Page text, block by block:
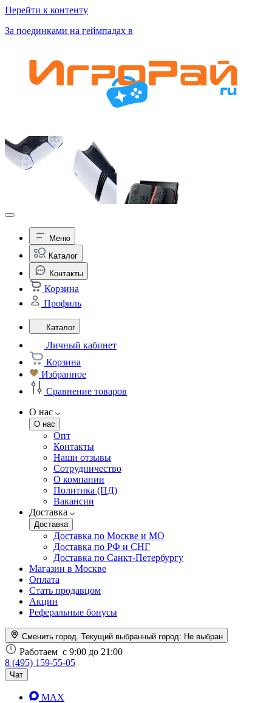
Перейти к контенту
За поединками на геймпадах в
Меню
Каталог
Контакты
Корзина
Профиль
Каталог
Личный кабинет
Корзина
Избранное
Сравнение товаров
О нас
О нас
Опт
Контакты
Наши отзывы
Сотрудничество
О компании
Политика (ПД)
Вакансии
Доставка
Доставка
Доставка по Москве и МО
Доставка по РФ и СНГ
Доставка по Санкт-Петербургу
Магазин в Москве
Оплата
Стать продавцом
Акции
Реферальные бонусы
Сменить город. Текущий выбранный город: Не выбран
Работаем с 9:00 до 21:00
8 (495) 159-55-05
Чат
MAX